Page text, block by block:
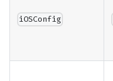
iOSConfig